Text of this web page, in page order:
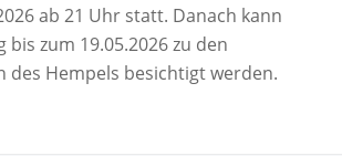
ab 21 Uhr statt. Danach kann
bis zum 19.05.2026 zu den
des Hempels besichtigt werden.